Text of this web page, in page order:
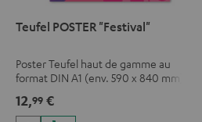
Teufel POSTER "Festival"
Poster Teufel haut de gamme au
format DIN A1 (env. 590 x 840 mm)
12,99 €